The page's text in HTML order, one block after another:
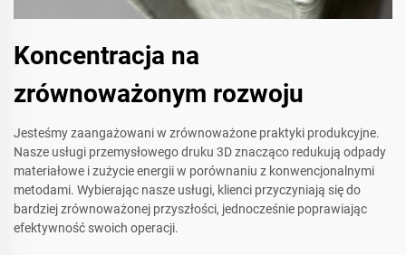
Koncentracja na
zrównoważonym rozwoju
Jesteśmy zaangażowani w zrównoważone praktyki produkcyjne.
Nasze usługi przemysłowego druku 3D znacząco redukują odpady
materiałowe i zużycie energii w porównaniu z konwencjonalnymi
metodami. Wybierając nasze usługi, klienci przyczyniają się do
bardziej zrównoważonej przyszłości, jednocześnie poprawiając
efektywność swoich operacji.